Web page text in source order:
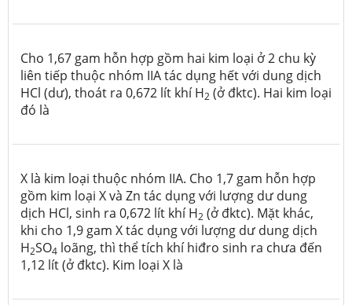
Cho 1,67 gam hỗn hợp gồm hai kim loại ở 2 chu kỳ
liên tiếp thuộc nhóm IIA tác dụng hết với dung dịch
HCl (dư), thoát ra 0,672 lít khí H2 (ở đktc). Hai kim loại
đó là
X là kim loại thuộc nhóm IIA. Cho 1,7 gam hỗn hợp
gồm kim loại X và Zn tác dụng với lượng dư dung
dịch HCl, sinh ra 0,672 lít khí H2 (ở đktc). Mặt khác,
khi cho 1,9 gam X tác dụng với lượng dư dung dịch
H2SO4 loãng, thì thể tích khí hiđro sinh ra chưa đến
1,12 lít (ở đktc). Kim loại X là